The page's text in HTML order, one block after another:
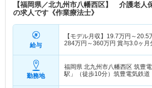
【福岡県／北九州市八幡西区】 介護老人
の求人です《作業療法士》
給与
【モデル月収】 19.7万円～20.5
284万円～360万円 賞与3.0ヶ月
勤務地
福岡県 北九州市八幡西区 筑豊
駅」（徒歩10分）筑豊電気鉄道